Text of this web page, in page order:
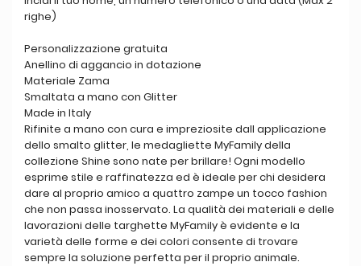
righe)
Personalizzazione gratuita
Anellino di aggancio in dotazione
Materiale Zama
Smaltata a mano con Glitter
Made in Italy
Rifinite a mano con cura e impreziosite dall applicazione
dello smalto glitter, le medagliette MyFamily della
collezione Shine sono nate per brillare! Ogni modello
esprime stile e raffinatezza ed è ideale per chi desidera
dare al proprio amico a quattro zampe un tocco fashion
che non passa inosservato. La qualità dei materiali e delle
lavorazioni delle targhette MyFamily è evidente e la
varietà delle forme e dei colori consente di trovare
sempre la soluzione perfetta per il proprio animale.